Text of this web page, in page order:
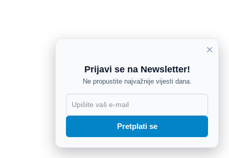
×
Prijavi se na Newsletter!
Ne propustite najvažnije vijesti dana.
Pretplati se